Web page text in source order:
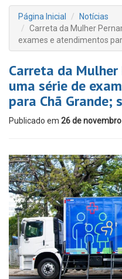
Página Inicial
Notícias
Carreta da Mulher
exames e atendimentos
Carreta da
uma série de
para Chã Grande;
Publicado em 26 de